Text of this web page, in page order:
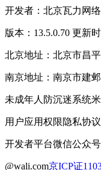
开发者：北京瓦力网
版本：13.5.0.70 更新
北京地址：北京市昌
南京地址：南京市建
未成年人防沉迷系统
用户应用权限隐私协议
开发者平台微信公众号
@wali.com京ICP证